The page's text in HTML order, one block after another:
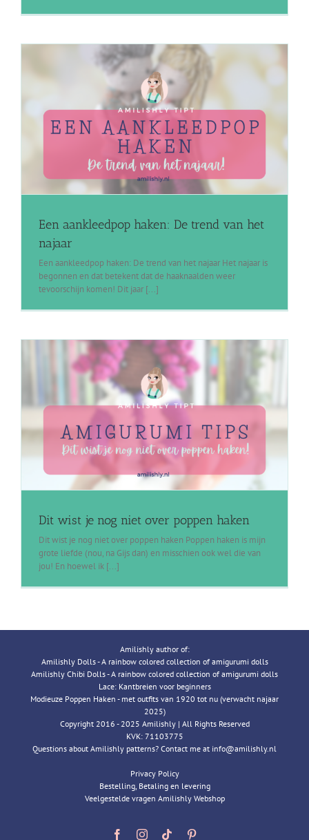
Een aankleedpop haken: De trend van het
najaar
Een aankleedpop haken: De trend van het najaar Het najaar is
begonnen en dat betekent dat de haaknaalden weer
tevoorschijn komen! Dit jaar [...]
Dit wist je nog niet over poppen haken
Dit wist je nog niet over poppen haken Poppen haken is mijn
grote liefde (nou, na Gijs dan) en misschien ook wel die van
jou! En hoewel ik [...]
Amilishly author of:
Amilishly Dolls - A rainbow colored collection of amigurumi dolls
Amilishly Chibi Dolls - A rainbow colored collection of amigurumi dolls
Lace: Kantbreien voor beginners
Modieuze Poppen Haken - met outfits van 1920 tot nu (verwacht najaar
2025)
Copyright 2016 - 2025 Amilishly | All Rights Reserved
KVK: 71103775
Questions about Amilishly patterns? Contact me at info@amilishly.nl
Privacy Policy
Bestelling, Betaling en levering
Veelgestelde vragen Amilishly Webshop
FacebookInstagram
Tiktok